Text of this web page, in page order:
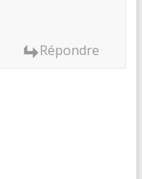
Répondre